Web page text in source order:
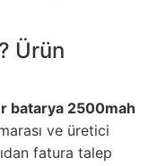
Ürün
batarya 2500mah
ve üretici
fatura talep